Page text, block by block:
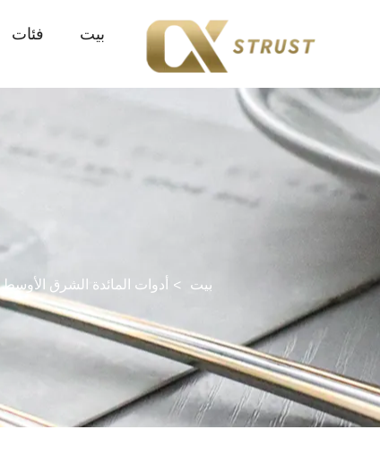
بيت فئات
بيت أدوات المائدة الشرق الأوسط